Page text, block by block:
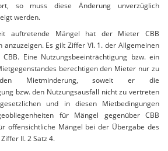
so muss diese Änderung unverzüglich
werden.
auftretende Mängel hat der Mieter CBB
anzuzeigen. Es gilt Ziffer VI. 1. der Allgemeinen
Eine Nutzungsbeeinträchtigung bzw. ein
berechtigen den Mieter nur zu
Mietminderung, soweit er die
bzw. den Nutzungsausfall nicht zu vertreten
und in diesen Mietbedingungen
für Mängel gegenüber CBB
offensichtliche Mängel bei der Übergabe des
II. 2 Satz 4.